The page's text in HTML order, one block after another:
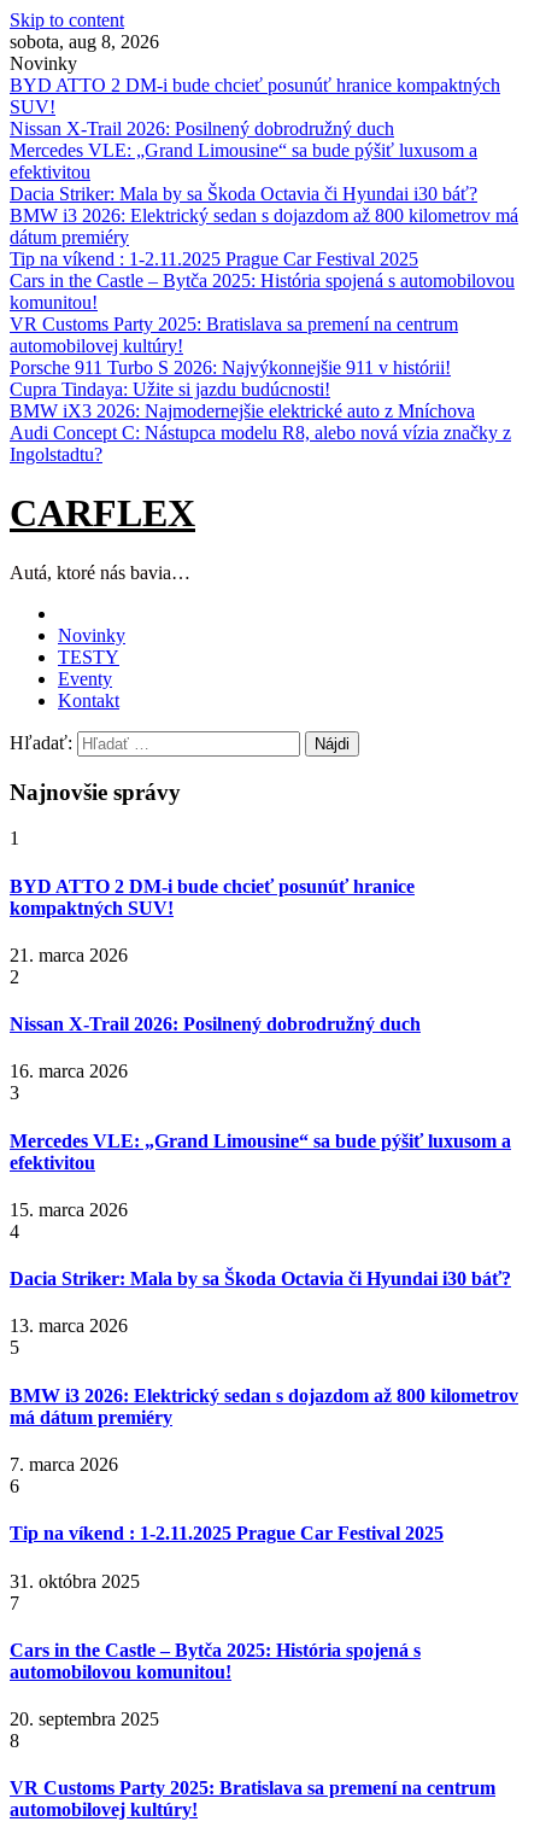
Skip to content
sobota, aug 8, 2026
Novinky
BYD ATTO 2 DM-i bude chcieť posunúť hranice kompaktných
SUV!
Nissan X‑Trail 2026: Posilnený dobrodružný duch
Mercedes VLE: „Grand Limousine“ sa bude pýšiť luxusom a
efektivitou
Dacia Striker: Mala by sa Škoda Octavia či Hyundai i30 báť?
BMW i3 2026: Elektrický sedan s dojazdom až 800 kilometrov má
dátum premiéry
Tip na víkend : 1-2.11.2025 Prague Car Festival 2025
Cars in the Castle – Bytča 2025: História spojená s automobilovou
komunitou!
VR Customs Party 2025: Bratislava sa premení na centrum
automobilovej kultúry!
Porsche 911 Turbo S 2026: Najvýkonnejšie 911 v histórii!
Cupra Tindaya: Užite si jazdu budúcnosti!
BMW iX3 2026: Najmodernejšie elektrické auto z Mníchova
Audi Concept C: Nástupca modelu R8, alebo nová vízia značky z
Ingolstadtu?
CARFLEX
Autá, ktoré nás bavia…
Novinky
TESTY
Eventy
Kontakt
Hľadať:
Najnovšie správy
1
BYD ATTO 2 DM-i bude chcieť posunúť hranice
kompaktných SUV!
21. marca 2026
2
Nissan X‑Trail 2026: Posilnený dobrodružný duch
16. marca 2026
3
Mercedes VLE: „Grand Limousine“ sa bude pýšiť luxusom a
efektivitou
15. marca 2026
4
Dacia Striker: Mala by sa Škoda Octavia či Hyundai i30 báť?
13. marca 2026
5
BMW i3 2026: Elektrický sedan s dojazdom až 800 kilometrov
má dátum premiéry
7. marca 2026
6
Tip na víkend : 1-2.11.2025 Prague Car Festival 2025
31. októbra 2025
7
Cars in the Castle – Bytča 2025: História spojená s
automobilovou komunitou!
20. septembra 2025
8
VR Customs Party 2025: Bratislava sa premení na centrum
automobilovej kultúry!